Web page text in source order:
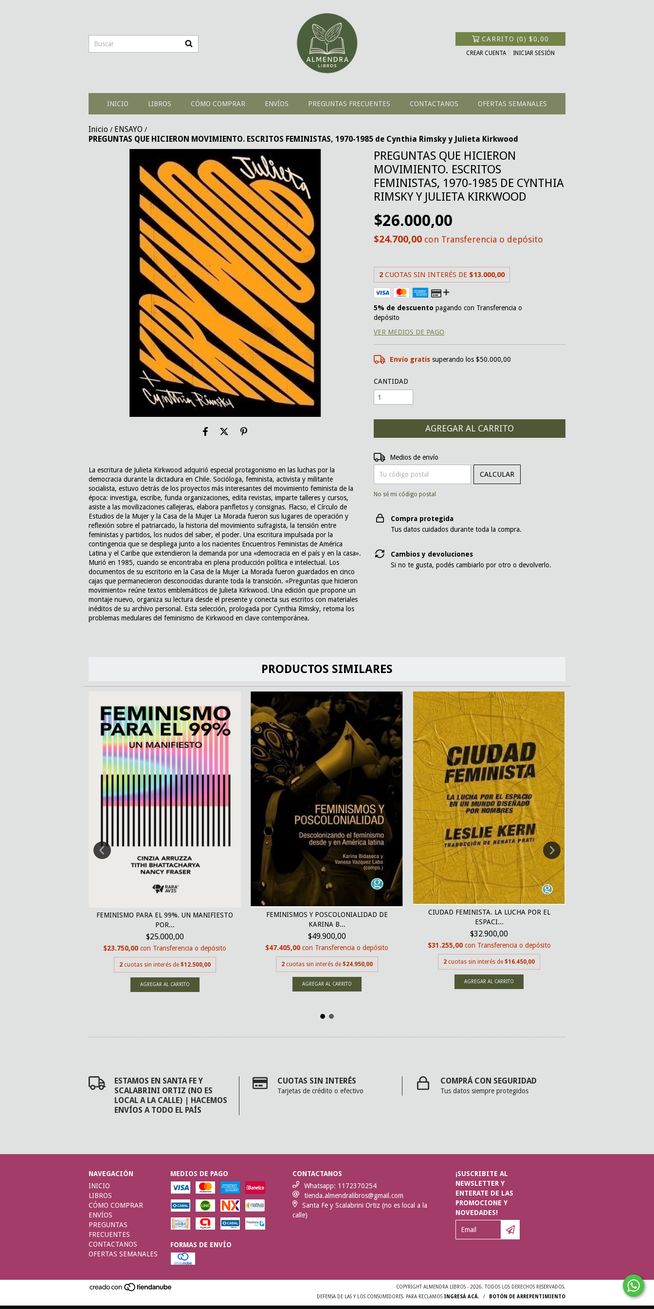
CARRITO (0)$0,00
CREAR CUENTA INICIAR SESIÓN
INICIO LIBROS CÓMO COMPRAR ENVÍOS PREGUNTAS FRECUENTES CONTACTANOS OFERTAS SEMANALES
Inicio / ENSAYO /
PREGUNTAS QUE HICIERON MOVIMIENTO. ESCRITOS FEMINISTAS, 1970-1985 de Cynthia Rimsky y Julieta Kirkwood
La escritura de Julieta Kirkwood adquirió especial protagonismo en las luchas por la
democracia durante la dictadura en Chile. Socióloga, feminista, activista y militante
socialista, estuvo detrás de los proyectos más interesantes del movimiento feminista de la
época: investiga, escribe, funda organizaciones, edita revistas, imparte talleres y cursos,
asiste a las movilizaciones callejeras, elabora panfletos y consignas. Flacso, el Círculo de
Estudios de la Mujer y la Casa de la Mujer La Morada fueron sus lugares de operación y
reflexión sobre el patriarcado, la historia del movimiento sufragista, la tensión entre
feministas y partidos, los nudos del saber, el poder. Una escritura impulsada por la
contingencia que se despliega junto a los nacientes Encuentros Feministas de América
Latina y el Caribe que extendieron la demanda por una «democracia en el país y en la casa».
Murió en 1985, cuando se encontraba en plena producción política e intelectual. Los
documentos de su escritorio en la Casa de la Mujer La Morada fueron guardados en cinco
cajas que permanecieron desconocidas durante toda la transición. «Preguntas que hicieron
movimiento» reúne textos emblemáticos de Julieta Kirkwood. Una edición que propone un
montaje nuevo, organiza su lectura desde el presente y conecta sus escritos con materiales
inéditos de su archivo personal. Esta selección, prologada por Cynthia Rimsky, retoma los
problemas medulares del feminismo de Kirkwood en clave contemporánea.
PREGUNTAS QUE HICIERON
MOVIMIENTO. ESCRITOS
FEMINISTAS, 1970-1985 DE CYNTHIA
RIMSKY Y JULIETA KIRKWOOD
$26.000,00
$24.700,00 con Transferencia o depósito
2 CUOTAS SIN INTERÉS DE $13.000,00
5% de descuento pagando con Transferencia o
depósito
VER MEDIOS DE PAGO
Envío gratis superando los $50.000,00
CANTIDAD
Entregas para el CP:
Medios de envío
CALCULAR
No sé mi código postal
Compra protegida
Tus datos cuidados durante toda la compra.
Cambios y devoluciones
Si no te gusta, podés cambiarlo por otro o devolverlo.
PRODUCTOS SIMILARES
FEMINISMO PARA EL 99%. UN MANIFIESTO
POR...
$25.000,00
$23.750,00con Transferencia o depósito
2 cuotas sin interés de $12.500,00
FEMINISMOS Y POSCOLONIALIDAD DE
KARINA B...
$49.900,00
$47.405,00con Transferencia o depósito
2 cuotas sin interés de $24.950,00
CIUDAD FEMINISTA. LA LUCHA POR EL
ESPACI...
$32.900,00
$31.255,00 con Transferencia o depósito
2 cuotas sin interés de$16.450,00
ESTAMOS EN SANTA FE Y
SCALABRINI ORTIZ (NO ES
LOCAL A LA CALLE) | HACEMOS
ENVÍOS A TODO EL PAÍS
CUOTAS SIN INTERÉS
Tarjetas de crédito o efectivo
COMPRÁ CON SEGURIDAD
Tus datos siempre protegidos
NAVEGACIÓN
INICIO
LIBROS
CÓMO COMPRAR
ENVÍOS
PREGUNTAS
FRECUENTES
CONTACTANOS
OFERTAS SEMANALES
MEDIOS DE PAGO
FORMAS DE ENVÍO
CONTACTANOS
Whatsapp: 1172370254
tienda.almendralibros@gmail.com
Santa Fe y Scalabrini Ortiz (no es local a la
calle)
¡SUSCRIBITE AL
NEWSLETTER Y
ENTERATE DE LAS
PROMOCIONE Y
NOVEDADES!
COPYRIGHT ALMENDRA LIBROS - 2026. TODOS LOS DERECHOS RESERVADOS.
DEFENSA DE LAS Y LOS CONSUMIDORES. PARA RECLAMOS INGRESÁ ACÁ. / BOTÓN DE ARREPENTIMIENTO